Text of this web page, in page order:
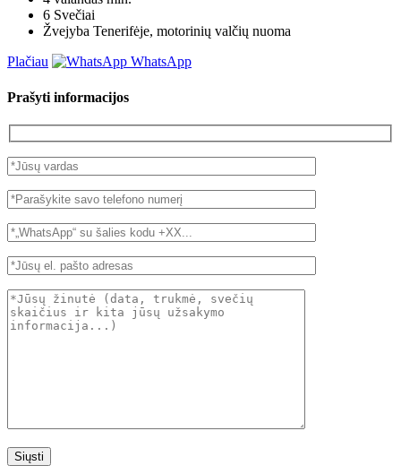
6 Svečiai
Žvejyba Tenerifėje, motorinių valčių nuoma
Plačiau
WhatsApp
Prašyti informacijos